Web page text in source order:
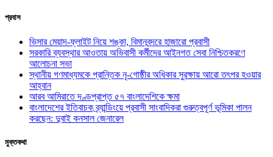
প্রবাস
ভিসার মেয়াদ-ফ্লাইট নিয়ে শঙ্কা, বিমানবন্দরে হাজারো প্রবাসী
সরকারি ব্যবস্থার আওতায় অভিবাসী কর্মীদের আইনগত সেবা নিশ্চিতকরণে
আলোচনা সভা
স্থানীয় গণমাধ্যমকে প্রান্তিক নৃ-গোষ্ঠীর অধিকার সুরক্ষায় আরো তৎপর হওয়ার
আহ্বান
আরব আমিরাতে দণ্ডপ্রাপ্ত ৫৭ বাংলাদেশিকে ক্ষমা
বাংলাদেশের ইতিবাচক ব্র্যান্ডিংয়ে প্রবাসী সাংবাদিকরা গুরুত্বপূর্ণ ভূমিকা পালন
করছেন: দুবাই কনসাল জেনারেল
মুক্তকথা